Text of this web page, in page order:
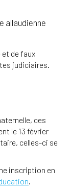
allaudienne
et de faux
judiciaires.
ces
le 13 février
celles-ci se
inscription en
.